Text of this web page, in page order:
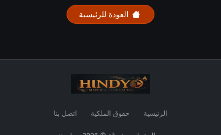
العودة للرئيسية
الرئيسية حقوق الملكية اتصل بنا